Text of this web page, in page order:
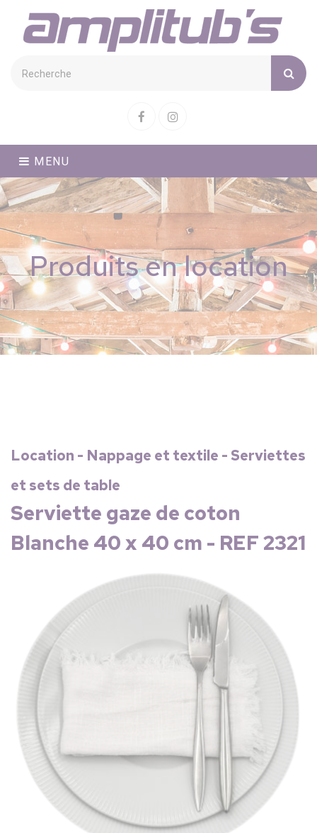
FacebookInstagram
MENU
Produits en location
Location - Nappage et textile - Serviettes
et sets de table
Serviette gaze de coton
Blanche 40 x 40 cm - REF 2321
Cookies management panel